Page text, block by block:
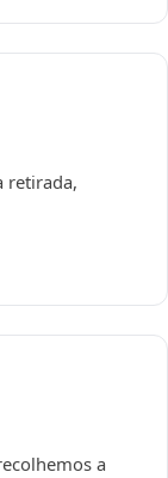
retirada,
a